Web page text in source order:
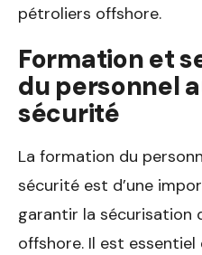
pétroliers offshore.
Formation et
du personnel
sécurité
La formation du
sécurité est d’une
garantir la sécurisation
offshore. Il est